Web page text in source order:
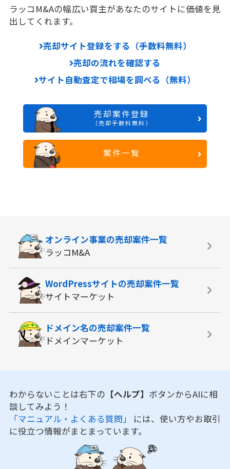
ラッコM&Aの幅広い買主があなたのサイトに価値を見
出してくれます。
売却サイト登録をする（手数料無料）
売却の流れを確認する
サイト自動査定で相場を調べる（無料）
売却案件登録
（売却手数料無料）
案件一覧
オンライン事業の売却案件一覧
ラッコM&A
WordPressサイトの売却案件一覧
サイトマーケット
ドメイン名の売却案件一覧
ドメインマーケット
わからないことは右下の 【ヘルプ】 ボタンからAIに相
談してみよう！
「マニュアル・よくある質問」 には、使い方やお取引
に役立つ情報がまとまっています。